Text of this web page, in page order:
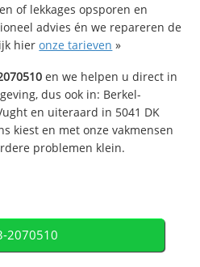
of lekkages opsporen en
advies én we repareren de
hieronze tarieven »
en we helpen u direct in
dus ook in: Berkel-
en uiteraard in 5041 DK
kiest en met onze vakmensen
problemen klein.
2070510